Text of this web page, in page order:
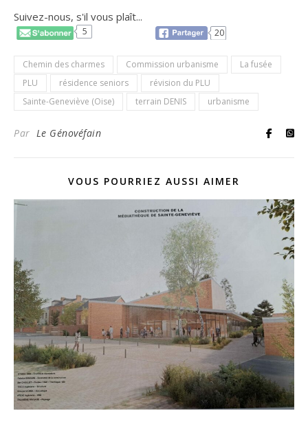
Suivez-nous, s'il vous plaît...
5 20
Chemin des charmes Commission urbanisme
La fusée
PLU
résidence seniors
révision du PLU
Sainte-Geneviève (Oise)
terrain DENIS urbanisme
Par Le Génovéfain
VOUS POURRIEZ AUSSI AIMER